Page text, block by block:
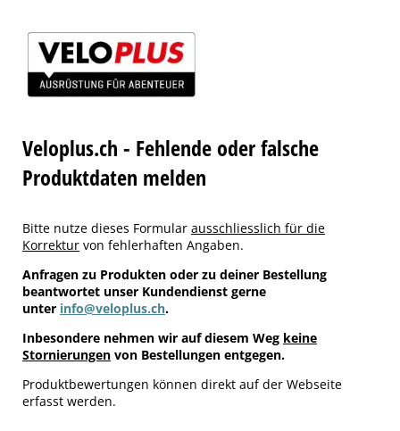
Veloplus.ch - Fehlende oder falsche
Produktdaten melden
Bitte nutze dieses Formular ausschliesslich für die
Korrektur von fehlerhaften Angaben.
Anfragen zu Produkten oder zu deiner Bestellung
beantwortet unser Kundendienst gerne
unter info@veloplus.ch.
Inbesondere nehmen wir auf diesem Weg keine
Stornierungen von Bestellungen entgegen.
Produktbewertungen können direkt auf der Webseite
erfasst werden.